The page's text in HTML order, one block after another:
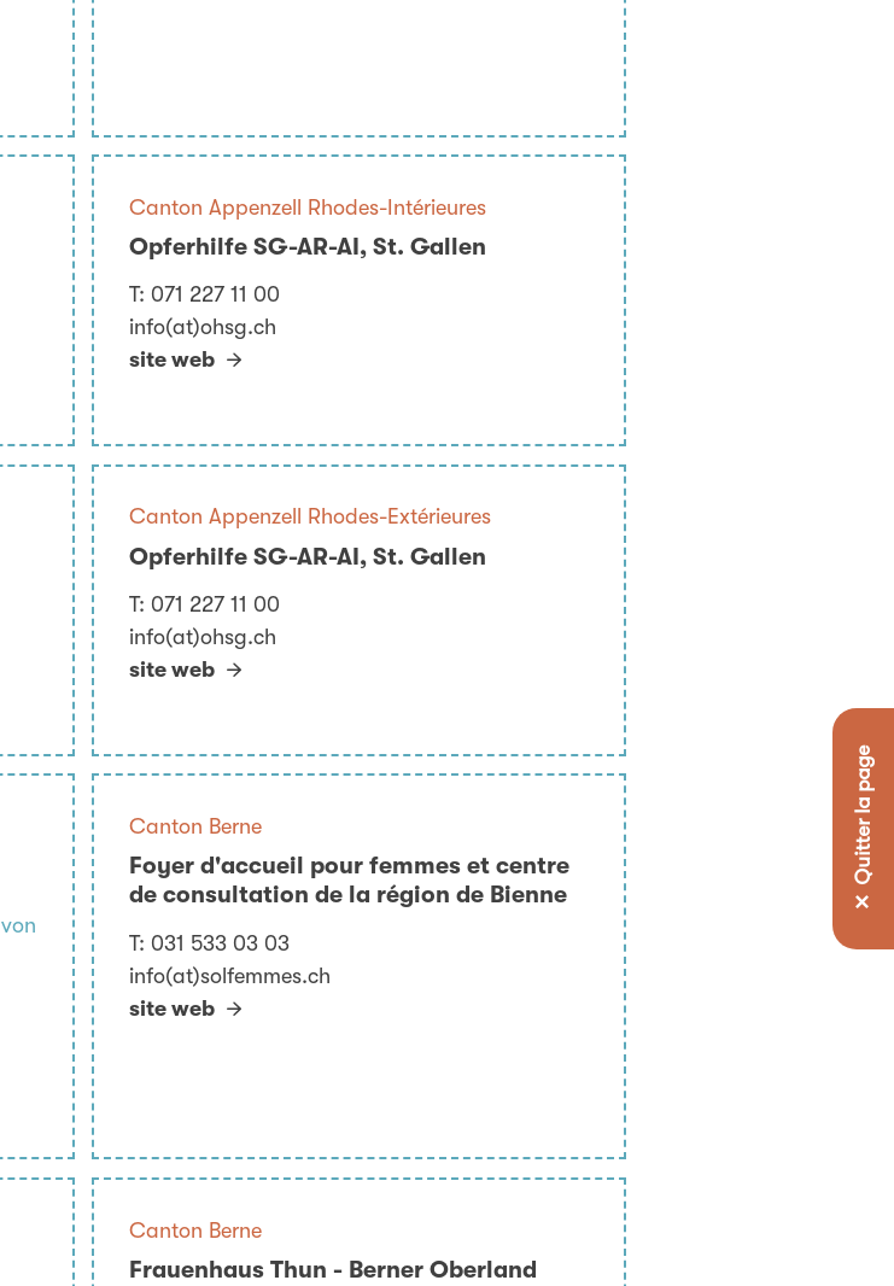
✕ Quitter la page
Canton Appenzell Rhodes-Intérieures
Opferhilfe SG-AR-AI, St. Gallen
T: 071 227 11 00
info(at)ohsg.ch
site web
Canton Appenzell Rhodes-Extérieures
Opferhilfe SG-AR-AI, St. Gallen
T: 071 227 11 00
info(at)ohsg.ch
site web
Canton Berne
Foyer d'accueil pour femmes et centre
de consultation de la région de Bienne
T: 031 533 03 03
info(at)solfemmes.ch
site web
Canton Berne
Frauenhaus Thun - Berner Oberland